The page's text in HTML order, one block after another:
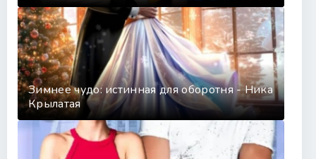
Зимнее чудо: истинная для оборотня - Ника
Крылатая